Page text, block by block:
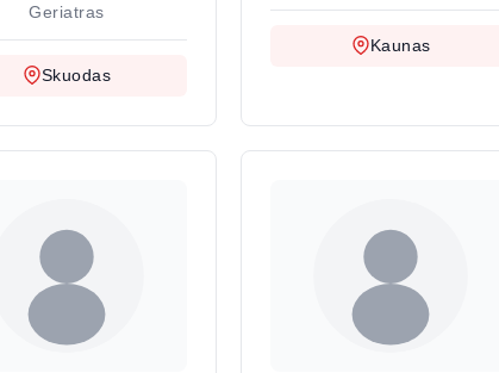
Geriatras
Skuodas
Kaunas